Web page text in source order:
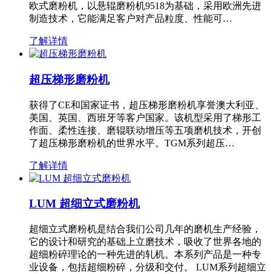
欧式磨粉机，以悬辊磨粉机9518为基础，采用欧洲先进
制造技术，它能满足客户对产品粒度、性能可…
了解详情
超压梯形磨粉机
获得了CE和国家证书，超压梯形磨粉机享誉澳大利亚、
美国、英国、西班牙等客户国家。该机型采用了梯形工
作面、柔性连接、磨辊联动增压等五项磨机技术，开创
了超压梯形磨粉机的世界水平。TGM系列超压…
了解详情
LUM 超细立式磨粉机
超细立式磨粉机是结合我们公司几年的磨机生产经验，
它的设计和研究的基础上立磨技术，吸收了世界各地的
超细粉碎理论的一种先进的轧机。本系列产品是一种专
业设备，包括超细粉碎，分级和交付。 LUM系列超细立